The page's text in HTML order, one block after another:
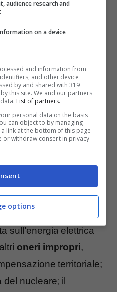
mamma, corsa
quando
sull’energia elettrica
oneri impropri,
territoriale;
del nucleare; il
audience research and
on a device
and information from
and other device
by and shared with 319
this site. We and our partners
List of partners.
personal data on the basis
can object to by managing
link at the bottom of this page
or withdraw consent in privacy
options